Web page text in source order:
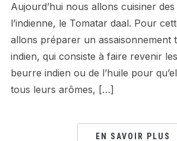
Aujourd’hui nous allons cuisiner
l’indienne, le Tomatar daal. Pour
allons préparer un assaisonnement
indien, qui consiste à faire revenir
beurre indien ou de l’huile pour
tous leurs arômes, […]
EN SAVOIR PLUS